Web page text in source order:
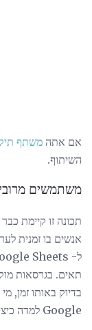
אם אתה משתף
השיתוף.
משתמשים
תכונה זו קיימת
אנשים בו זמנית
תאים. בגרסאות
בדיוק באותו זמן,
Google למדה כיצד לטפל בעריכה סימולטנית בבת אחת.